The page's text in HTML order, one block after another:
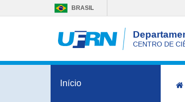
BRASIL
CENTRO DE
Início